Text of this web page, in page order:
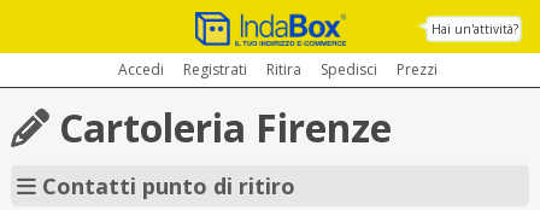
Hai un'attività?
Accedi Registrati Ritira Spedisci Prezzi
Cartoleria Firenze
Contatti punto di ritiro